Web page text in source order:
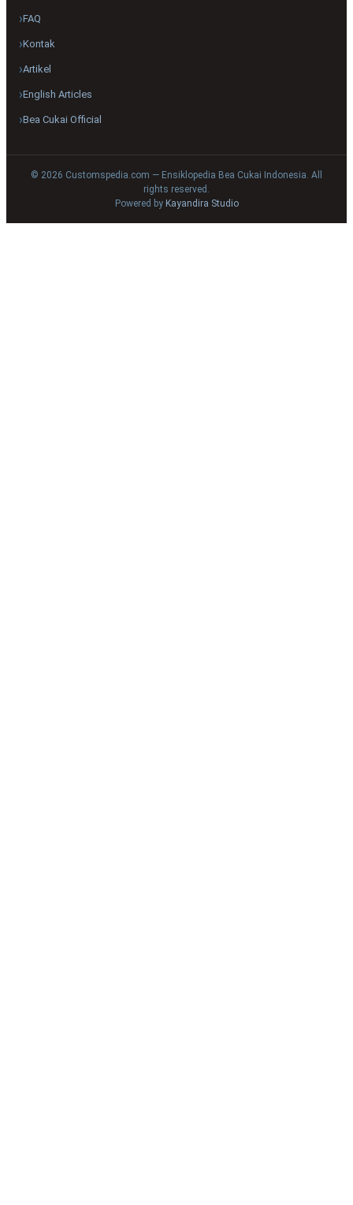
FAQ
Kontak
Artikel
English Articles
Bea Cukai Official
© 2026 Customspedia.com — Ensiklopedia Bea Cukai Indonesia. All
rights reserved.
Powered by Kayandira Studio